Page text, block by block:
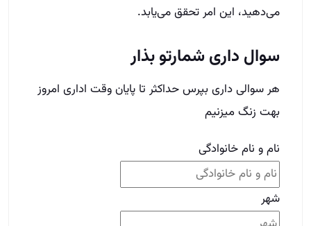
می‌دهید، این امر تحقق می‌یابد.
سوال داری شمارتو بذار
هر سوالی داری بپرس حداکثر تا پایان وقت اداری امروز
بهت زنگ میزنیم
نام و نام خانوادگی
شهر